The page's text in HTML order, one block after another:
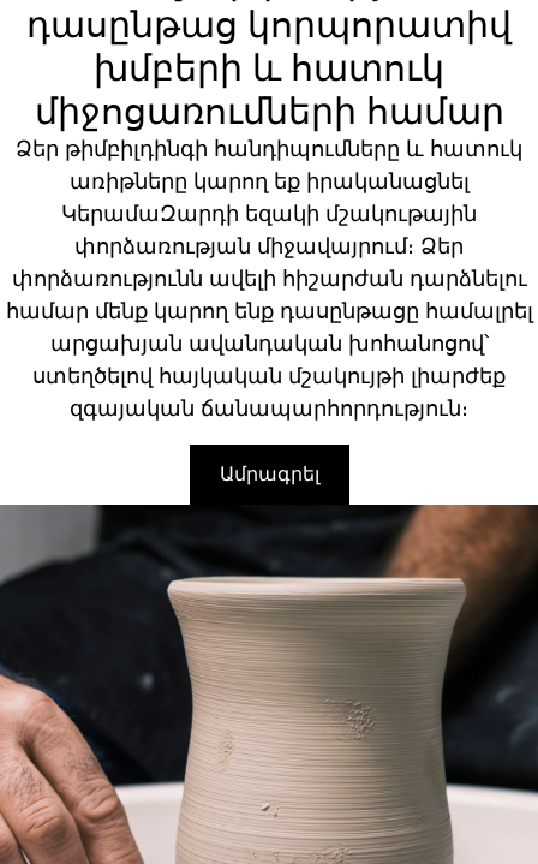
դասընթաց կորպորատիվ
խմբերի և հատուկ
միջոցառումների համար
Ձեր թիմբիլդինգի հանդիպումները և հատուկ
առիթները կարող եք իրականացնել
ԿերամաԶարդի եզակի մշակութային
փորձառության միջավայրում։ Ձեր
փորձառությունն ավելի հիշարժան դարձնելու
համար մենք կարող ենք դասընթացը համալրել
արցախյան ավանդական խոհանոցով՝
ստեղծելով հայկական մշակույթի լիարժեք
զգայական ճանապարհորդություն։
Ամրագրել